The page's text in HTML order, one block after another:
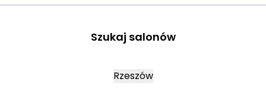
Szukaj salonów
Rzeszów